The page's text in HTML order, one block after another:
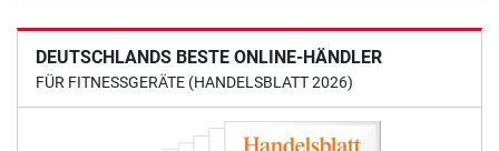
DEUTSCHLANDS BESTE ONLINE-HÄNDLER
FÜR FITNESSGERÄTE (HANDELSBLATT 2026)